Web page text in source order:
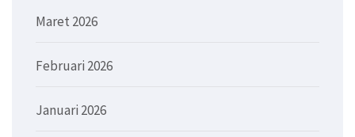
Maret 2026
Februari 2026
Januari 2026